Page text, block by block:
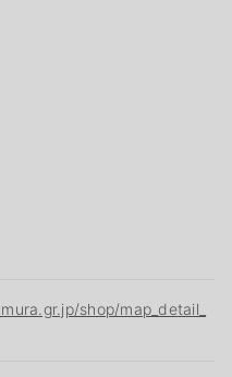
shop/map_detail_